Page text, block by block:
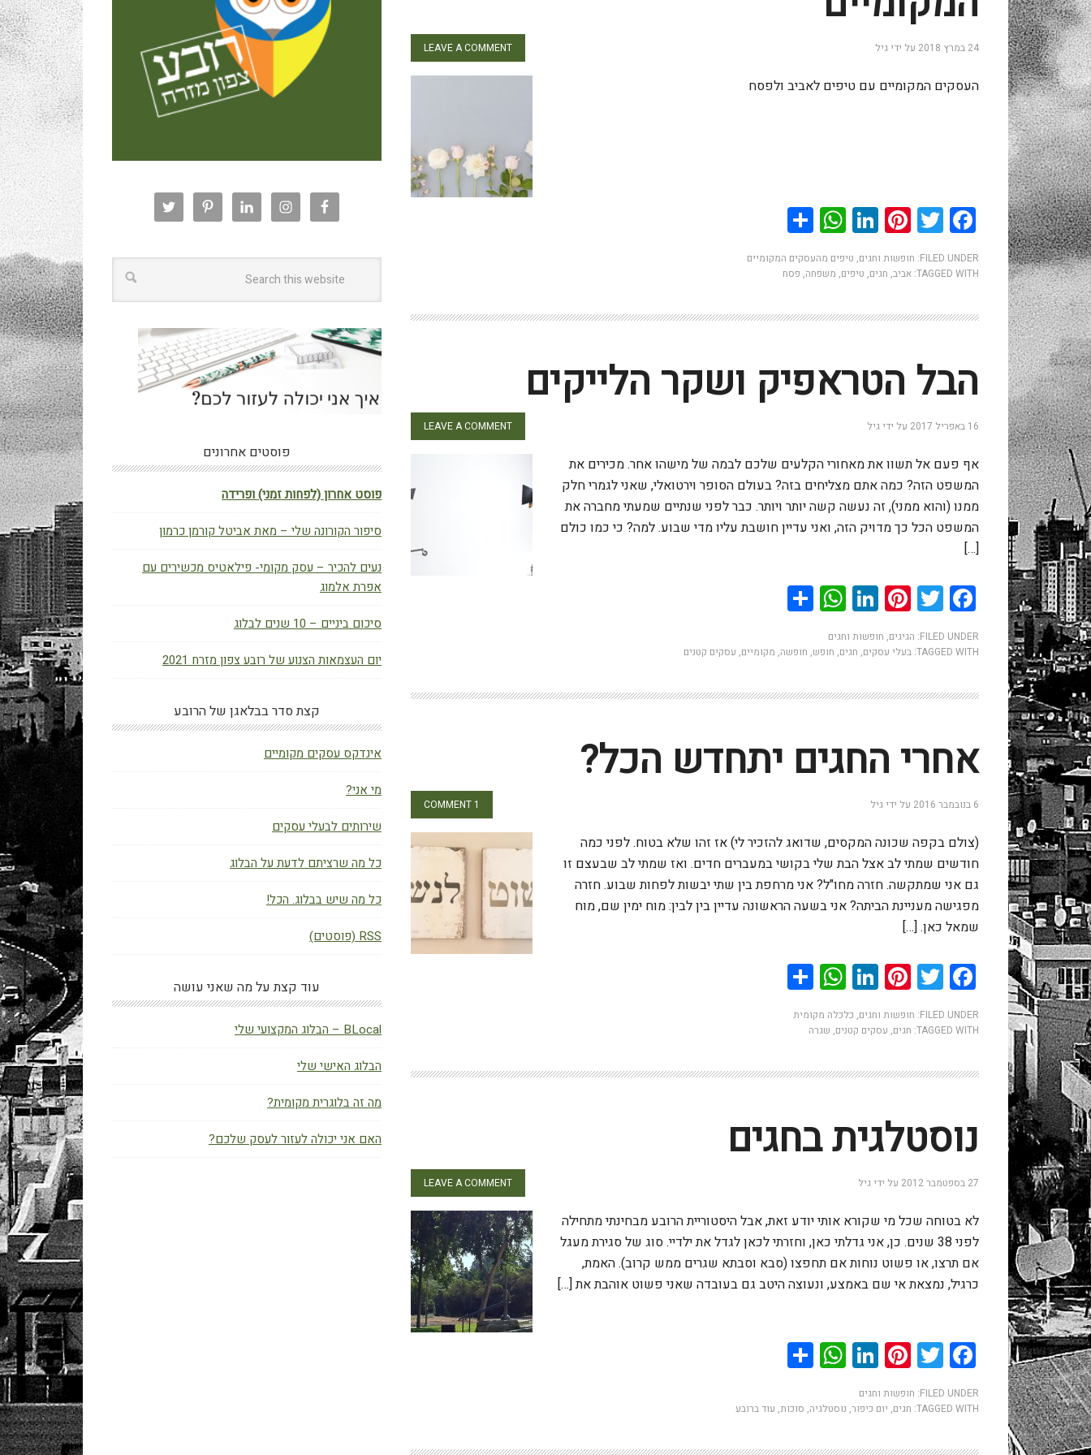
24 במרץ 2018 על ידיגיל LEAVE A COMMENT
העסקים המקומיים עם טיפים לאביב ולפסח
Facebook
Twitter
Pinterest
LinkedIn
WhatsApp
FILED UNDER: חופשות וחגים, טיפים מהעסקים המקומיים
TAGGED WITH: אביב, חגים, טיפים, משפחה, פסח
הבל הטראפיק ושקר הלייקים
16 באפריל 2017 על ידיגיל LEAVE A COMMENT
אף פעם אל תשוו את מאחורי הקלעים שלכם לבמה של מישהו אחר. מכירים את
המשפט הזה? כמה אתם מצליחים בזה? בעולם הסופר וירטואלי, שאני לגמרי חלק
ממנו (והוא ממני), זה נעשה קשה יותר ויותר. כבר לפני שנתיים שמעתי מחברה את
המשפט הכל כך מדויק הזה, ואני עדיין חושבת עליו מדי שבוע. למה? כי כמו כולם
[…]
Facebook
Twitter
Pinterest
LinkedIn
WhatsApp
FILED UNDER: הגיגים, חופשות וחגים
TAGGED WITH: בעלי עסקים, חגים, חופש, חופשה, מקומיים, עסקים קטנים
אחרי החגים יתחדש הכל?
6 בנובמבר 2016 על ידיגיל 1 COMMENT
(צולם בקפה שכונה המקסים, שדואג להזכיר לי) אז זהו שלא בטוח. לפני כמה
חודשים שמתי לב אצל הבת שלי בקושי במעברים חדים. ואז שמתי לב שבעצם זו
גם אני שמתקשה. חזרה מחו"ל? אני מרחפת בין שתי יבשות לפחות שבוע. חזרה
מפגישה מעניינת הביתה? אני בשעה הראשונה עדיין בין לבין: מוח ימין שם, מוח
שמאל כאן. […]
Facebook
Twitter
Pinterest
LinkedIn
WhatsApp
FILED UNDER: חופשות וחגים, כלכלה מקומית
TAGGED WITH: חגים, עסקים קטנים, שגרה
נוסטלגית בחגים
27 בספטמבר 2012 על ידיגיל LEAVE A COMMENT
לא בטוחה שכל מי שקורא אותי יודע זאת, אבל היסטוריית הרובע מבחינתי מתחילה
לפני 38 שנים. כן, אני גדלתי כאן, וחזרתי לכאן לגדל את ילדיי. סוג של סגירת מעגל
אם תרצו, או פשוט נוחות אם תחפצו (סבא וסבתא שגרים ממש קרוב). האמת,
כרגיל, נמצאת אי שם באמצע, ונעוצה היטב גם בעובדה שאני פשוט אוהבת את […]
Facebook
Twitter
Pinterest
LinkedIn
WhatsApp
FILED UNDER: חופשות וחגים
TAGGED WITH: חגים, יום כיפור, נוסטלגיה, סוכות, עוד ברובע
פוסטים אחרונים
פוסט אחרון (לפחות זמני) ופרידה
סיפור הקורונה שלי – מאת אביטל קורמן כרמון
נעים להכיר – עסק מקומי- פילאטיס מכשירים עם
אפרת אלמוג
סיכום ביניים – 10 שנים לבלוג
יום העצמאות הצנוע של רובע צפון מזרח 2021
קצת סדר בבלאגן של הרובע
אינדקס עסקים מקומיים
מי אני?
שירותים לבעלי עסקים
כל מה שרציתם לדעת על הבלוג
כל מה שיש בבלוג. הכל!
RSS (פוסטים)
עוד קצת על מה שאני עושה
BLocal – הבלוג המקצועי שלי
הבלוג האישי שלי
מה זה בלוגרית מקומית?
האם אני יכולה לעזור לעסק שלכם?